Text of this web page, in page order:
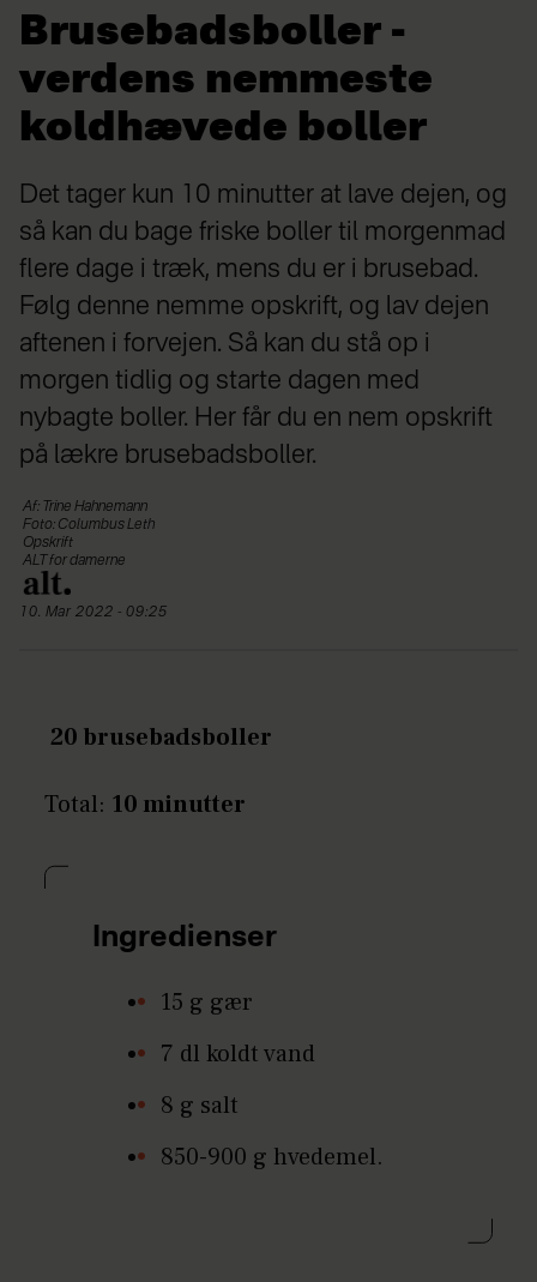
Brusebadsboller -
verdens nemmeste
koldhævede boller
Det tager kun 10 minutter at lave dejen, og
så kan du bage friske boller til morgenmad
flere dage i træk, mens du er i brusebad.
Følg denne nemme opskrift, og lav dejen
aftenen i forvejen. Så kan du stå op i
morgen tidlig og starte dagen med
nybagte boller. Her får du en nem opskrift
på lækre brusebadsboller.
Af: Trine Hahnemann
Foto: Columbus Leth
Opskrift
ALT for damerne
10. Mar 2022 - 09:25
20 brusebadsboller
Total: 10 minutter
Ingredienser
15 g gær
7 dl koldt vand
8 g salt
850-900 g hvedemel.